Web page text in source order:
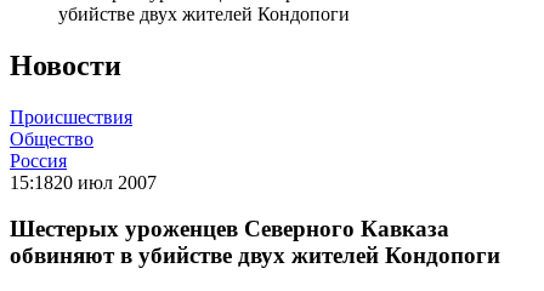
убийстве двух жителей Кондопоги
Новости
Происшествия
Общество
Россия
15:1820 июл 2007
Шестерых уроженцев Северного Кавказа
обвиняют в убийстве двух жителей Кондопоги